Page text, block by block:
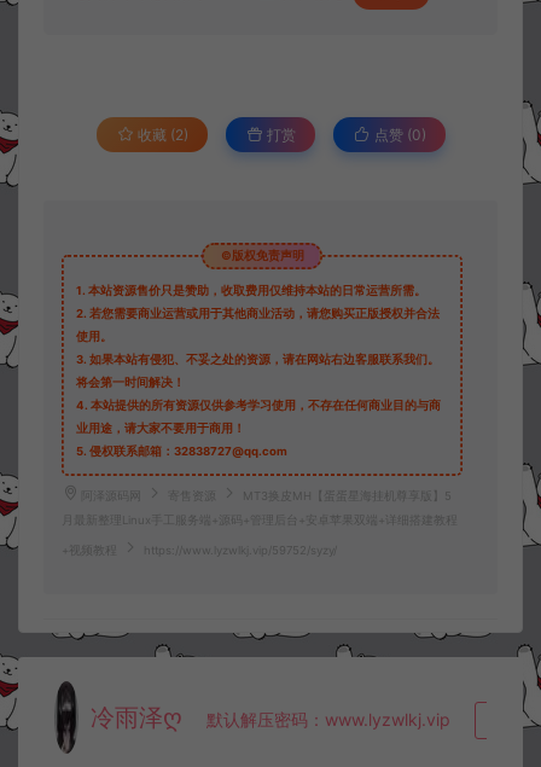
收藏 (2) 打赏 点赞 (0)
©版权免责声明
1. 本站资源售价只是赞助，收取费用仅维持本站的日常运营所需。
2. 若您需要商业运营或用于其他商业活动，请您购买正版授权并合法
使用。
3. 如果本站有侵犯、不妥之处的资源，请在网站右边客服联系我们。
将会第一时间解决！
4. 本站提供的所有资源仅供参考学习使用，不存在任何商业目的与商
业用途，请大家不要用于商用！
5. 侵权联系邮箱：32838727@qq.com
阿泽源码网 寄售资源
MT3换皮MH【蛋蛋星海挂机尊享版】5
月最新整理Linux手工服务端+源码+管理后台+安卓苹果双端+详细搭建教程
+视频教程 https://www.lyzwlkj.vip/59752/syzy/
冷雨泽ღ 默认解压密码：www.lyzwlkj.vip 复